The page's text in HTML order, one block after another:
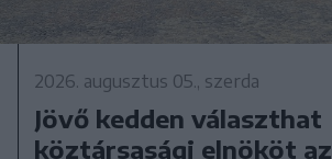
2026. augusztus 05., szerda
Jövő kedden választhat
köztársasági elnököt az